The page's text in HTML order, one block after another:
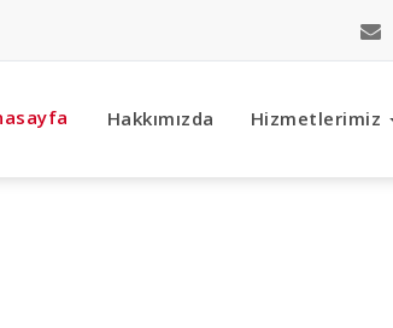
Hakkımızda Hizmetlerimiz